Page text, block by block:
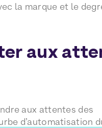
la marque et le
aux
aux attentes des
d’automatisation